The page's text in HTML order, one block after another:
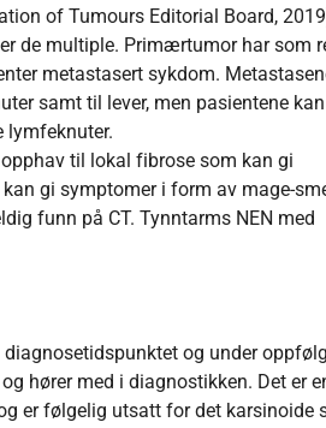
of Tumours Editorial Board,
de multiple. Primærtumor har som
metastasert sykdom.
samt til lever, men pasientene
lymfeknuter.
til lokal fibrose som kan gi
gi symptomer i form av mage-
funn på CT. Tynntarms NEN med
og under
hører med i diagnostikken. Det er
er følgelig utsatt for det karsinoide